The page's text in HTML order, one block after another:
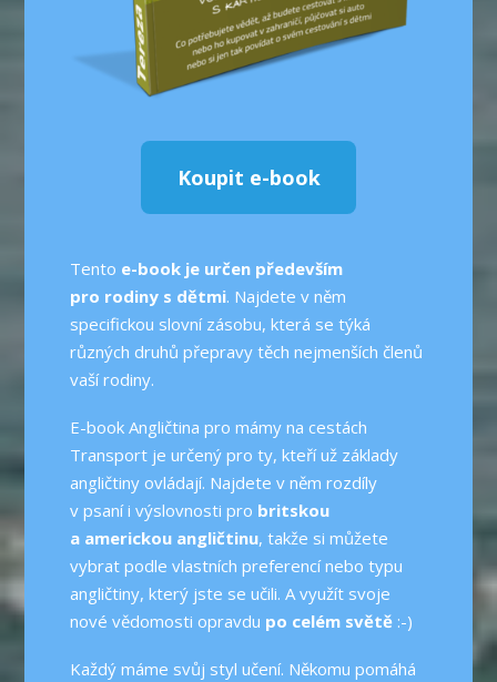
Koupit e-book
Tento e-book je určen především
pro rodiny s dětmi. Najdete v něm
specifickou slovní zásobu, která se týká
různých druhů přepravy těch nejmenších členů
vaší rodiny.
E-book Angličtina pro mámy na cestách
Transport je určený pro ty, kteří už základy
angličtiny ovládají. Najdete v něm rozdíly
v psaní i výslovnosti pro britskou
a americkou angličtinu, takže si můžete
vybrat podle vlastních preferencí nebo typu
angličtiny, který jste se učili. A využít svoje
nové vědomosti opravdu po celém světě:-)
Každý máme svůj styl učení. Někomu pomáhá